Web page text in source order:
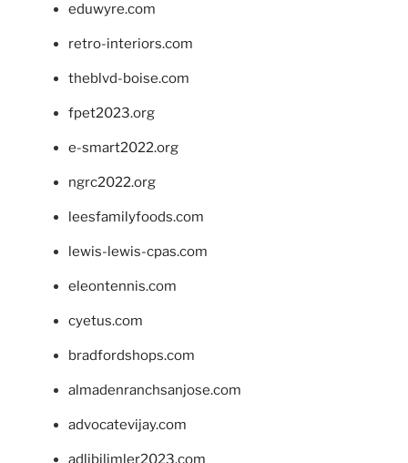
eduwyre.com
retro-interiors.com
theblvd-boise.com
fpet2023.org
e-smart2022.org
ngrc2022.org
leesfamilyfoods.com
lewis-lewis-cpas.com
eleontennis.com
cyetus.com
bradfordshops.com
almadenranchsanjose.com
advocatevijay.com
adlibilimler2023.com